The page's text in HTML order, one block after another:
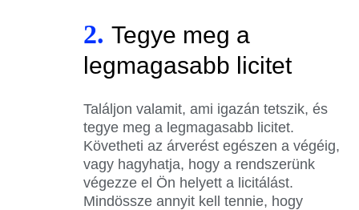
2. Tegye meg a
legmagasabb licitet
Találjon valamit, ami igazán tetszik, és
tegye meg a legmagasabb licitet.
Követheti az árverést egészen a végéig,
vagy hagyhatja, hogy a rendszerünk
végezze el Ön helyett a licitálást.
Mindössze annyit kell tennie, hogy